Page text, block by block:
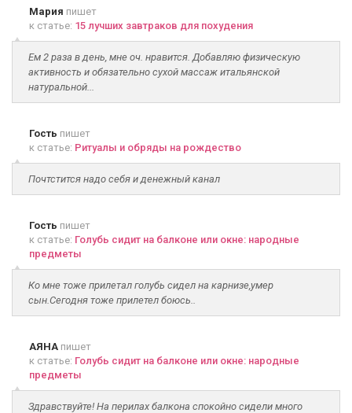
Мария пишет
к статье: 15 лучших завтраков для похудения
Ем 2 раза в день, мне оч. нравится. Добавляю физическую
активность и обязательно сухой массаж итальянской
натуральной...
Гость пишет
к статье: Ритуалы и обряды на рождество
Почтстится надо себя и денежный канал
Гость пишет
к статье: Голубь сидит на балконе или окне: народные
предметы
Ко мне тоже прилетал голубь сидел на карнизе,умер
сын.Сегодня тоже прилетел боюсь..
АЯНА пишет
к статье: Голубь сидит на балконе или окне: народные
предметы
Здравствуйте! На перилах балкона спокойно сидели много